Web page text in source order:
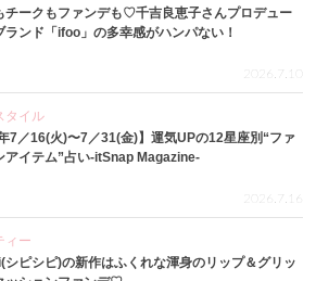
チークもファンデも♡千吉良恵子さんプロデュー
ランド「ifoo」の多幸感がハンパない！
2026.7.10
タイル
7／16(火)〜7／31(金)】運気UPの12星座別“ファ
アイテム”占い-itSnap Magazine-
2026.7.16
ィー
ピシピ)の新作はふくれな渾身のリップ＆グリッ